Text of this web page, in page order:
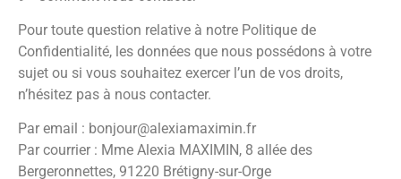
Pour toute question relative à notre Politique de
Confidentialité, les données que nous possédons à votre
sujet ou si vous souhaitez exercer l’un de vos droits,
n’hésitez pas à nous contacter.
Par email : bonjour@alexiamaximin.fr
Par courrier : Mme Alexia MAXIMIN, 8 allée des
Bergeronnettes, 91220 Brétigny-sur-Orge